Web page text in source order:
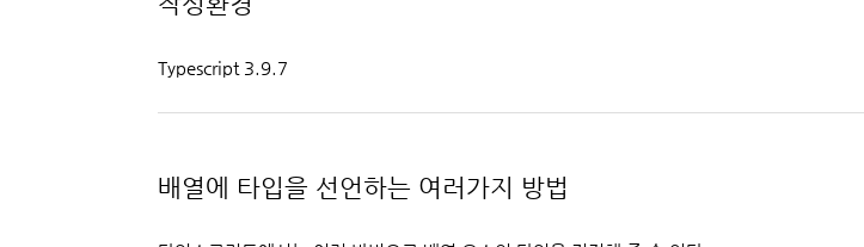
Typescript 3.9.7
배열에 타입을 선언하는 여러가지 방법